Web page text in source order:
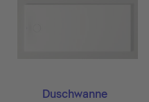
Duschwanne